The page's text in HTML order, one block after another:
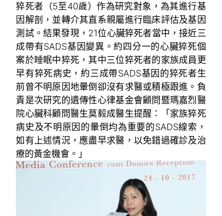
猝死者（5至40歲）作為研究對象，為其進行基
因解剖，並轉介其直系親屬進行臨床評估及基因
測試。結果發現，21位心臟猝死者當中，接近三
成帶有SADS基因變異。約四分一的心臟猝死個
案於睡眠中猝死，其中三位猝死者的家族成員更
早有猝死病史，約三成帶SADS基因的猝死者生
前曾不明原因地暈倒卻沒有求醫或積極跟進。負
責是次研究的遺傳性心律基金會顧問暨瑪嘉烈醫
院心臟科顧問醫生莫毅成醫生提醒：「家族猝死
病史及不明原因的暈倒均為重要的SADS線索，
如有上述情況，應盡早求醫，以免錯過確診及治
療的黃金機會。」